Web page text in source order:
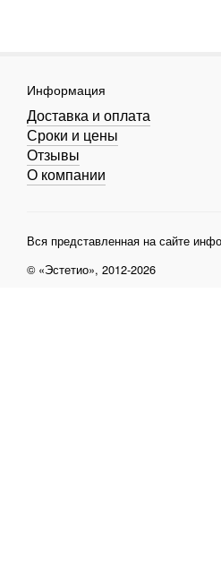
Информация
Доставка и оплата
Сроки и цены
Отзывы
О компании
Вся представленная на сайте
© «Эстетио», 2012-2026